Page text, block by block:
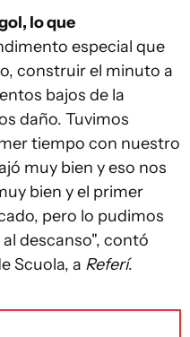
lo que
especial que
construir el minuto a
bajos de la
daño. Tuvimos
tiempo con nuestro
muy bien y eso nos
bien y el primer
pero lo pudimos
descanso", contó
Scuola, a Referí.